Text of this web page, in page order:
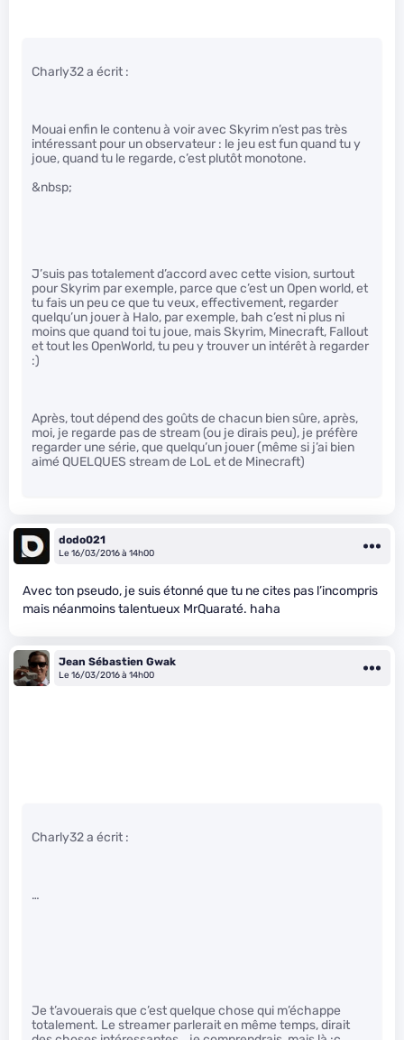
Charly32 a écrit :
Mouai enfin le contenu à voir avec Skyrim n’est pas très
intéressant pour un observateur : le jeu est fun quand tu y
joue, quand tu le regarde, c’est plutôt monotone.
&nbsp;
J’suis pas totalement d’accord avec cette vision, surtout
pour Skyrim par exemple, parce que c’est un Open world, et
tu fais un peu ce que tu veux, effectivement, regarder
quelqu’un jouer à Halo, par exemple, bah c’est ni plus ni
moins que quand toi tu joue, mais Skyrim, Minecraft, Fallout
et tout les OpenWorld, tu peu y trouver un intérêt à regarder
:)
Après, tout dépend des goûts de chacun bien sûre, après,
moi, je regarde pas de stream (ou je dirais peu), je préfère
regarder une série, que quelqu’un jouer (même si j’ai bien
aimé QUELQUES stream de LoL et de Minecraft)
dodo021
Le 16/03/2016 à 14h00
Avec ton pseudo, je suis étonné que tu ne cites pas l’incompris
mais néanmoins talentueux MrQuaraté. haha
Jean Sébastien Gwak
Le 16/03/2016 à 14h00
Charly32 a écrit :
…
Je t’avouerais que c’est quelque chose qui m’échappe
totalement. Le streamer parlerait en même temps, dirait